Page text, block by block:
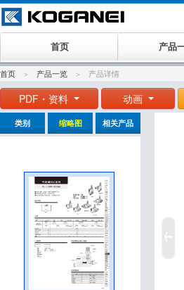
首页 产品
首页 产品一览 产品详情
PDF・资料 动画
类别 缩略图 相关产品